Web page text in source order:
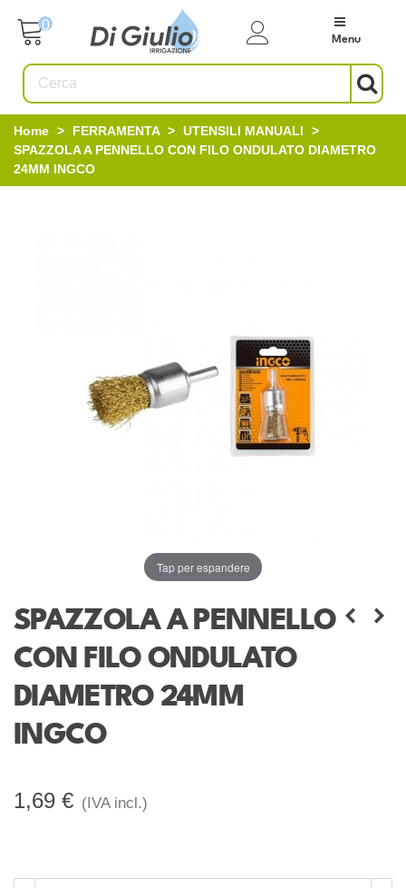
0
Menu
Home > FERRAMENTA > UTENSILI MANUALI
>
SPAZZOLA A PENNELLO CON FILO ONDULATO DIAMETRO
24MM INGCO
Tap per espandere
SPAZZOLA A PENNELLO
CON FILO ONDULATO
DIAMETRO 24MM
INGCO
1,69 € (IVA incl.)